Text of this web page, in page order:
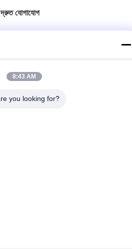
দ্রুত যোগাযোগ
8:43 AM
you looking for?